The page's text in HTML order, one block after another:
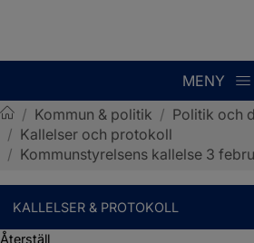
MENY
Sotenäs kommun
/ Kommun & politik / Politik och
/ Kallelser och protokoll
/ Kommunstyrelsens kallelse 3
KALLELSER & PROTOKOLL
Återställ